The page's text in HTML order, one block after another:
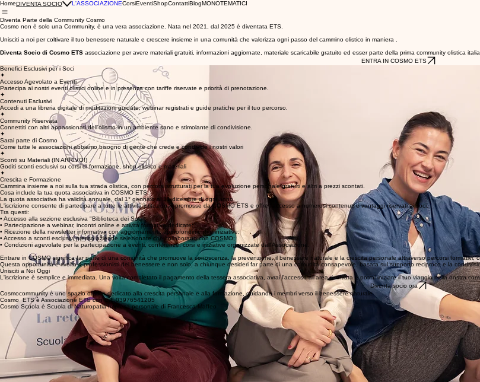
HomeDIVENTA SOCIO L'ASSOCIAZIONECorsiEventiShopContattiBlogMONOTEMATICI
Diventa Parte della Community Cosmo
Cosmo non è solo una Community, è una vera associazione. Nata nel 2021, dal 2025 è diventata ETS.
Unisciti a noi per coltivare il tuo benessere naturale e crescere insieme in una comunità che valorizza ogni passo del cammino olistico in maniera .
Diventa Socio di Cosmo ETS associazione per avere materiali gratuiti, informazioni aggiornate, materiale scaricabile gratuito ed esser parte della prima community olistica
ENTRA IN COSMO ETS
Benefici Esclusivi per i Soci
✦
Accesso Agevolato a Eventi
Partecipa ai nostri eventi olistici online e in presenza con tariffe riservate e priorità di prenotazione.
✦
Contenuti Esclusivi
Accedi a una libreria digitale di meditazioni guidate, webinar registrati e guide pratiche per il tuo percorso.
✦
Community Riservata
Connettiti con altri appassionati dell'olismo in un ambiente sano e stimolante di condivisione.
✦
Sarai parte di Cosmo
Come tutte le associazioni abbiamo bisogno di gente che crede e condivide i nostri valori
✦
Sconti su Materiali (IN ARRIVO!)
Goditi sconti esclusivi su corsi di formazione, shop olistico e materiali
✦
Crescita e Formazione
Cammina insieme a noi sulla tua strada olistica, con percorsi strutturati per la tua evoluzione personale gratuiti e altri a prezzi scontati.
Cosa include la tua quota associativa in COSMO ETS
La quota associativa ha validità annuale, dal 1° gennaio al 31 dicembre di ogni anno.
L'iscrizione consente di partecipare a tutte le attività istituzionali promosse da COSMO ETS e offre l'accesso a numerosi contenuti e vantaggi riservati ai soci.
Tra questi:
• Accesso alla sezione esclusiva "Biblioteca dei Soci";
• Partecipazione a webinar, incontri online e attività formative dedicate;
• Ricezione della newsletter informativa con aggiornamenti, approfondimenti e iniziative;
• Accesso a sconti esclusivi presso aziende selezionate che collaborano con COSMO;
• Condizioni agevolate per la partecipazione a eventi, conferenze, corsi e iniziative organizzate dall'Associazione.
Entrare in COSMO significa far parte di una comunità che promuove la conoscenza, la prevenzione, il benessere naturale e la crescita personale attraverso percorsi formativi,
Questa opportunità è rivolta a professionisti del benessere e non solo, a chiunque desideri far parte di una comunità consapevole, basata sul supporto reciproco e la
Unisciti a Noi Oggi
L'iscrizione è semplice e immediata. Una volta completato il pagamento della tessera associativa, avrai l'accesso all'area riservata e potrai iniziare il tuo viaggio nella nostra
Diventa socio ora
Cosmocommunity è uno spazio olistico dedicato alla crescita personale e alla formazione, guidando i membri verso il benessere naturale
Cosmo ETS è Associazione ETS con C.F 03976541205
Cosmo Scuola è Scuola di Naturopatia Impresa personale di Francesca Maffeo